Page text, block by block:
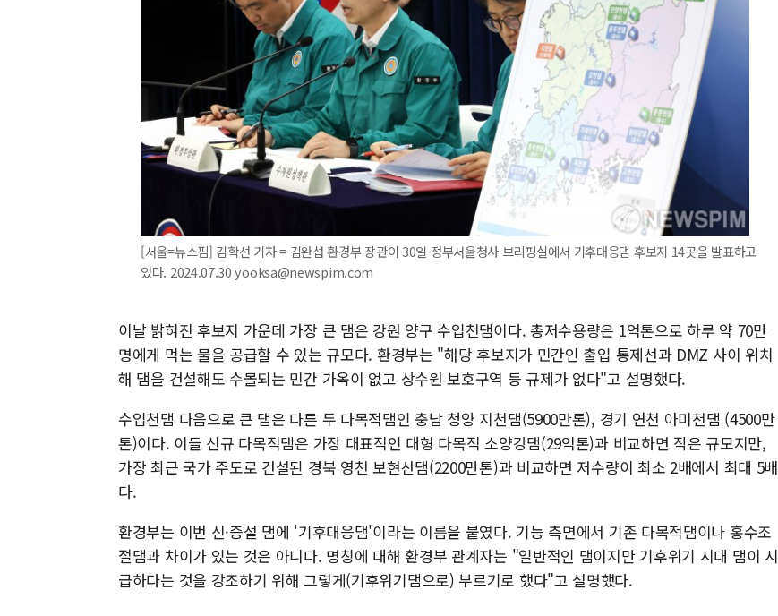
[서울=뉴스핌] 김학선 기자 = 김완섭 환경부 장관이 30일 정부서울청사 브리핑실에서 기후대응댐 후보지 14곳을 발표하고
있다. 2024.07.30 yooksa@newspim.com
이날 밝혀진 후보지 가운데 가장 큰 댐은 강원 양구 수입천댐이다. 총저수용량은 1억톤으로 하루 약 70만
명에게 먹는 물을 공급할 수 있는 규모다. 환경부는 "해당 후보지가 민간인 출입 통제선과 DMZ 사이 위치
해 댐을 건설해도 수몰되는 민간 가옥이 없고 상수원 보호구역 등 규제가 없다"고 설명했다.
수입천댐 다음으로 큰 댐은 다른 두 다목적댐인 충남 청양 지천댐(5900만톤), 경기 연천 아미천댐 (4500만
톤)이다. 이들 신규 다목적댐은 가장 대표적인 대형 다목적 소양강댐(29억톤)과 비교하면 작은 규모지만,
가장 최근 국가 주도로 건설된 경북 영천 보현산댐(2200만톤)과 비교하면 저수량이 최소 2배에서 최대 5배
다.
환경부는 이번 신·증설 댐에 '기후대응댐'이라는 이름을 붙였다. 기능 측면에서 기존 다목적댐이나 홍수조
절댐과 차이가 있는 것은 아니다. 명칭에 대해 환경부 관계자는 "일반적인 댐이지만 기후위기 시대 댐이 시
급하다는 것을 강조하기 위해 그렇게(기후위기댐으로) 부르기로 했다"고 설명했다.